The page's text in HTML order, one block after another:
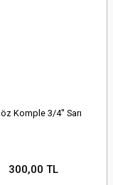
Komple 3/4'' Sarı
300,00 TL